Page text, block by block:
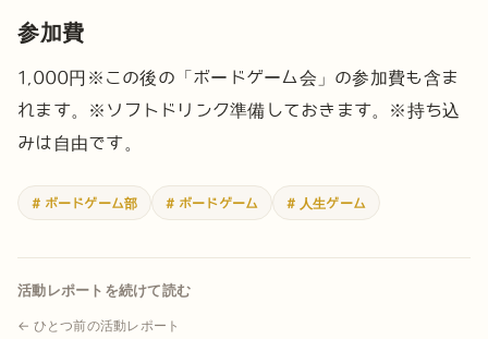
参加費
1,000円 ※この後の「ボードゲーム会」の参加費も含ま
れます。
※ソフトドリンク準備しておきます。 ※持ち込
みは自由です。
# ボードゲーム部 # ボードゲーム # 人生ゲーム
活動レポートを続けて読む
← ひとつ前の活動レポート